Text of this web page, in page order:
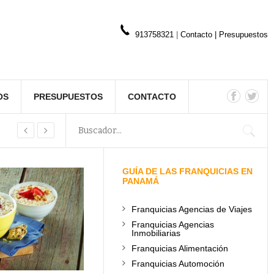
913758321 Contacto Presupuestos
PRESUPUESTOS CONTACTO
GUÍA DE LAS FRANQUICIAS EN
PANAMÁ
Franquicias Agencias de Viajes
Franquicias Agencias
Inmobiliarias
Franquicias Alimentación
Franquicias Automoción